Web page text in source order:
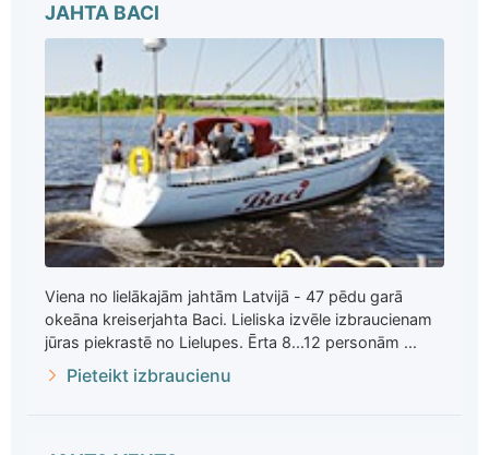
JAHTA BACI
Viena no lielākajām jahtām Latvijā - 47 pēdu garā
okeāna kreiserjahta Baci. Lieliska izvēle izbraucienam
jūras piekrastē no Lielupes. Ērta 8...12 personām ...
Pieteikt izbraucienu